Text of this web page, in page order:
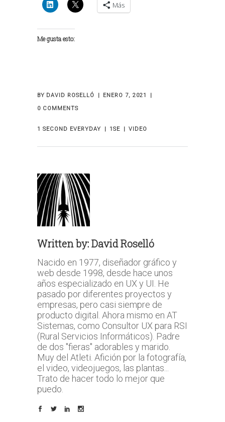
Más
Me gusta esto:
BY DAVID ROSELLÓ
ENERO 7, 2021
0 COMMENTS
1 SECOND EVERYDAY 1SE VIDEO
Written by:David Roselló
Nacido en 1977, diseñador gráfico y
web desde 1998, desde hace unos
años especializado en UX y UI. He
pasado por diferentes proyectos y
empresas, pero casi siempre de
producto digital. Ahora mismo en AT
Sistemas, como Consultor UX para RSI
(Rural Servicios Informáticos). Padre
de dos "fieras" adorables y marido.
Muy del Atleti. Afición por la fotografía,
el video, videojuegos, las plantas...
Trato de hacer todo lo mejor que
puedo.